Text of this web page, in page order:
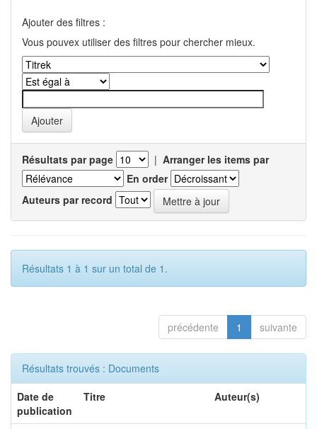
Ajouter des filtres :
Vous pouvex utiliser des filtres pour chercher mieux.
Résultats par page | Arranger les items par
En order
Auteurs par record
Résultats 1 à 1 sur un total de 1.
précédente 1 suivante
Résultats trouvés : Documents
Date de
publication
Titre Auteur(s)